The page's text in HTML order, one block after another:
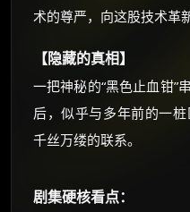
术的尊严，向这股技术革
【隐藏的真相】
一把神秘的“黑色止血钳”
后，似乎与多年前的一
千丝万缕的联系。
剧集硬核看点：